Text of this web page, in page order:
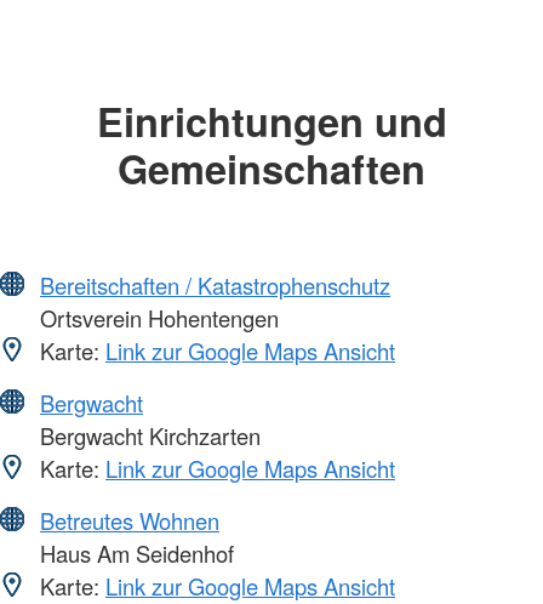
Einrichtungen und
Gemeinschaften
Bereitschaften / Katastrophenschutz
Ortsverein Hohentengen
Karte: Link zur Google Maps Ansicht
Bergwacht
Bergwacht Kirchzarten
Karte: Link zur Google Maps Ansicht
Betreutes Wohnen
Haus Am Seidenhof
Karte: Link zur Google Maps Ansicht